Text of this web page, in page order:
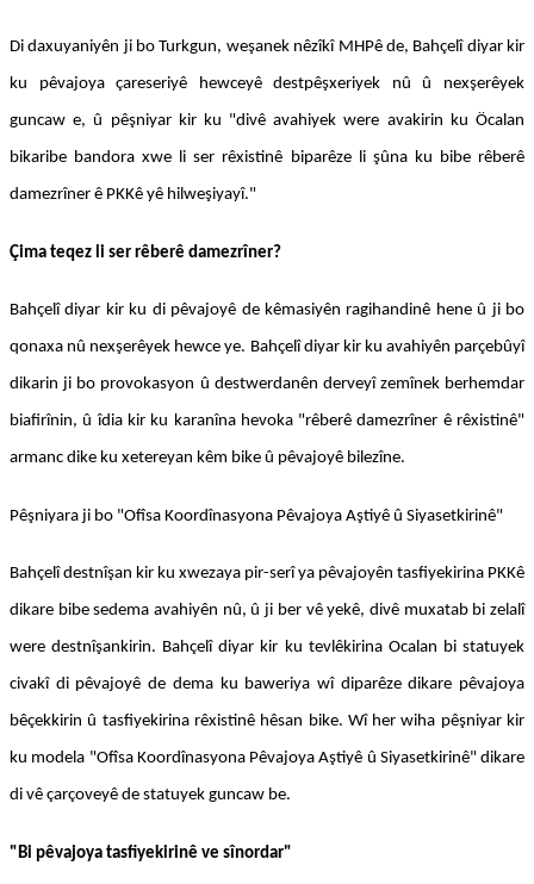
Di daxuyaniyên ji bo Turkgun, weşanek nêzîkî MHPê de, Bahçelî diyar kir
ku pêvajoya çareseriyê hewceyê destpêşxeriyek nû û nexşerêyek
guncaw e, û pêşniyar kir ku "divê avahiyek were avakirin ku Öcalan
bikaribe bandora xwe li ser rêxistinê biparêze li şûna ku bibe rêberê
damezrîner ê PKKê yê hilweşiyayî."
Çima teqez li ser rêberê damezrîner?
Bahçelî diyar kir ku di pêvajoyê de kêmasiyên ragihandinê hene û ji bo
qonaxa nû nexşerêyek hewce ye. Bahçelî diyar kir ku avahiyên parçebûyî
dikarin ji bo provokasyon û destwerdanên derveyî zemînek berhemdar
biafirînin, û îdia kir ku karanîna hevoka "rêberê damezrîner ê rêxistinê"
armanc dike ku xetereyan kêm bike û pêvajoyê bilezîne.
Pêşniyara ji bo "Ofîsa Koordînasyona Pêvajoya Aştiyê û Siyasetkirinê"
Bahçelî destnîşan kir ku xwezaya pir-serî ya pêvajoyên tasfiyekirina PKKê
dikare bibe sedema avahiyên nû, û ji ber vê yekê, divê muxatab bi zelalî
were destnîşankirin. Bahçelî diyar kir ku tevlêkirina Ocalan bi statuyek
civakî di pêvajoyê de dema ku baweriya wî diparêze dikare pêvajoya
bêçekkirin û tasfiyekirina rêxistinê hêsan bike. Wî her wiha pêşniyar kir
ku modela "Ofîsa Koordînasyona Pêvajoya Aştiyê û Siyasetkirinê" dikare
di vê çarçoveyê de statuyek guncaw be.
"Bi pêvajoya tasfiyekirinê ve sînordar"